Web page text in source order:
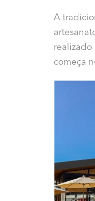
A
realizado
começa